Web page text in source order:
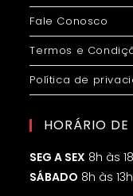
Fale Conosco
Termos e
Política de
HORÁRIO
SEG A SEX 8h às
SÁBADO 8h às 13h